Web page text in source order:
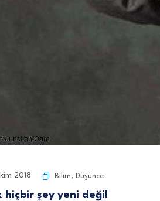
2018 Bilim, Düşünce
hiçbir şey yeni değil